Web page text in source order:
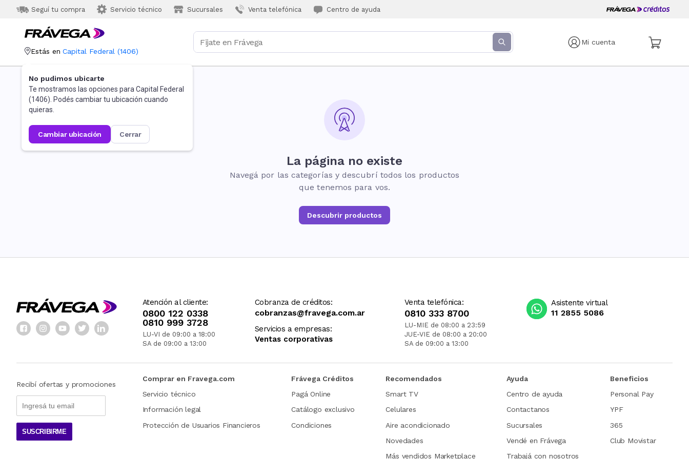
Seguí tu compra Servicio técnico Sucursales Venta telefónica Centro de ayuda
Mi cuenta
Estás en Capital Federal (1406)
No pudimos ubicarte
Te mostramos las opciones para Capital Federal
(1406). Podés cambiar tu ubicación cuando
quieras.
cambiar ubicación cerrar
La página no existe
Navegá por las categorías y descubrí todos los productos
que tenemos para vos.
Descubrir productos
Atención al cliente:
0800 122 0338
0810 999 3728
LU-VI de 09:00 a 18:00
SA de 09:00 a 13:00
Cobranza de créditos:
cobranzas@fravega.com.ar
Servicios a empresas:
Ventas corporativas
Venta telefónica:
0810 333 8700
LU-MIE de 08:00 a 23:59
JUE-VIE de 08:00 a 20:00
SA de 09:00 a 13:00
Asistente virtual
11 2855 5086
Recibí ofertas y promociones
SUSCRIBIRME
Comprar en Fravega.com
Servicio técnico
Información legal
Protección de Usuarios Financieros
Frávega Créditos
Pagá Online
Catálogo exclusivo
Condiciones
Recomendados
Smart TV
Celulares
Aire acondicionado
Novedades
Más vendidos Marketplace
Ayuda
Centro de ayuda
Contactanos
Sucursales
Vendé en Frávega
Trabajá con nosotros
Beneficios
Personal Pay
YPF
365
Club Movistar